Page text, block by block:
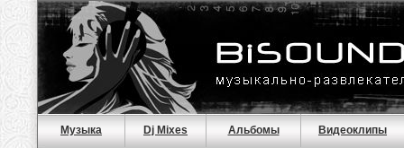
Музыка Dj Mixes Альбомы Видеоклипы